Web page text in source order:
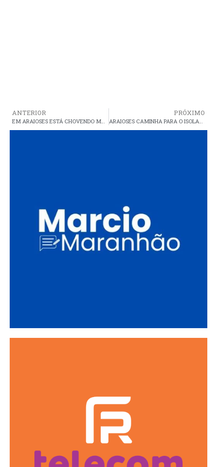
ANTERIOR PRÓXIMO